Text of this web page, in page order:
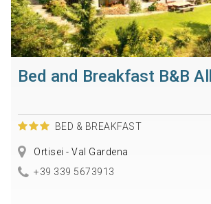
Bed and Breakfast B&B
BED & BREAKFAST
Ortisei - Val Gardena
+39 339 5673913